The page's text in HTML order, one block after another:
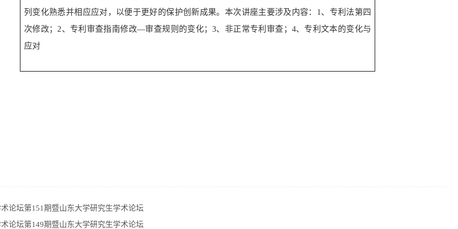
列变化熟悉并相应应对，以便于更好的保护创新成果。本次讲座主要涉及内容： 1 、专利法第四
次修改； 2、专利审查指南修改—审查规则的变化；3、非正常专利审查； 4、专利文本的变化与
应对
论坛第151期暨山东大学研究生学术论坛
论坛第149期暨山东大学研究生学术论坛